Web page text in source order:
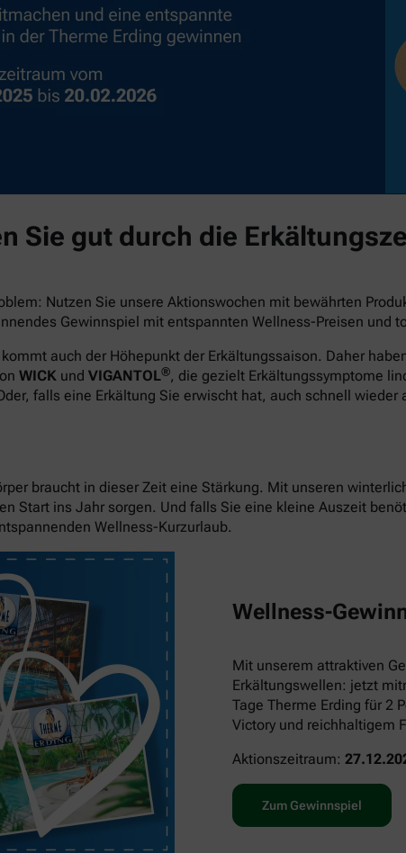
Sie gut durch die
Nutzen Sie unsere Aktionswochen mit bewährten
Gewinnspiel mit entspannten Wellness-Preisen und
auch der Höhepunkt der Erkältungssaison. Daher
WICK und VIGANTOL®, die gezielt Erkältungssymptome
falls eine Erkältung Sie erwischt hat, auch schnell wieder
braucht in dieser Zeit eine Stärkung. Mit unseren
Start ins Jahr sorgen. Und falls Sie eine kleine Auszeit
Wellness-Kurzurlaub.
Wellness-
Mit unserem attraktiven
Erkältungswellen: jetzt
Tage Therme Erding für 2
Victory und reichhaltigem
Aktionszeitraum:
Zum Gewinnspiel